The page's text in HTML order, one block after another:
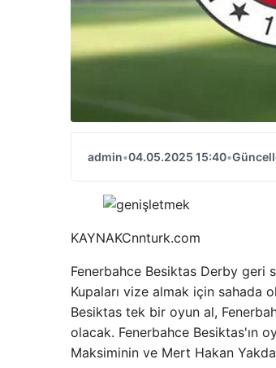
admin•04.05.2025 15:40•
KAYNAKCnnturk.com
Fenerbahce Besiktas Derby geri
Kupaları vize almak için sahada
Besiktas tek bir oyun al,
olacak. Fenerbahce Besiktas'ın
Maksiminin ve Mert Hakan